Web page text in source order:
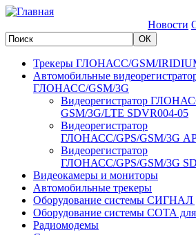
Новости
Трекеры ГЛОНАСС/GSM/
Автомобильные
ГЛОНАСС/GSM/3G
Видеорегистратор
GSM/3G/LTE SDVR004-05
Видеорегистратор
ГЛОНАСС/GPS/GSM/3G
Видеорегистратор
ГЛОНАСС/GPS/GSM/3G
Видеокамеры и мониторы
Автомобильные трекеры
Оборудование системы
Оборудование системы СОТА
Радиомодемы